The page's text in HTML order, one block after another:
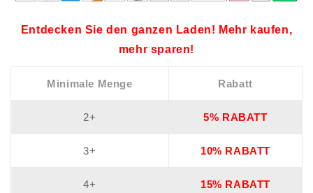
Entdecken Sie den ganzen Laden! Mehr kaufen,
mehr sparen!
Minimale Menge Rabatt
2+ 5% RABATT
3+ 10% RABATT
4+ 15% RABATT